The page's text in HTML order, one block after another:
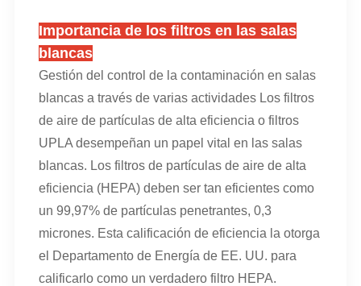
Importancia de los filtros en las salas
blancas
Gestión del control de la contaminación en salas
blancas a través de varias actividades Los filtros
de aire de partículas de alta eficiencia o filtros
UPLA desempeñan un papel vital en las salas
blancas. Los filtros de partículas de aire de alta
eficiencia (HEPA) deben ser tan eficientes como
un 99,97% de partículas penetrantes, 0,3
micrones. Esta calificación de eficiencia la otorga
el Departamento de Energía de EE. UU. para
calificarlo como un verdadero filtro HEPA.